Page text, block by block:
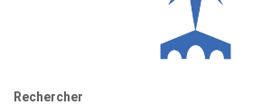
Rechercher